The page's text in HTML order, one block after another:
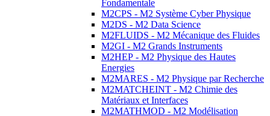
Fondamentale
M2CPS - M2 Système Cyber Physique
M2DS - M2 Data Science
M2FLUIDS - M2 Mécanique des Fluides
M2GI - M2 Grands Instruments
M2HEP - M2 Physique des Hautes
Energies
M2MARES - M2 Physique par Recherche
M2MATCHEINT - M2 Chimie des
Matériaux et Interfaces
M2MATHMOD - M2 Modélisation